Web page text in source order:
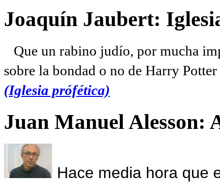
Joaquín Jaubert:
Que un rabino judío, por mucha
sobre la bondad o no de Harry
(Iglesia prófética)
Juan Manuel Alesson:
Hace media hora que